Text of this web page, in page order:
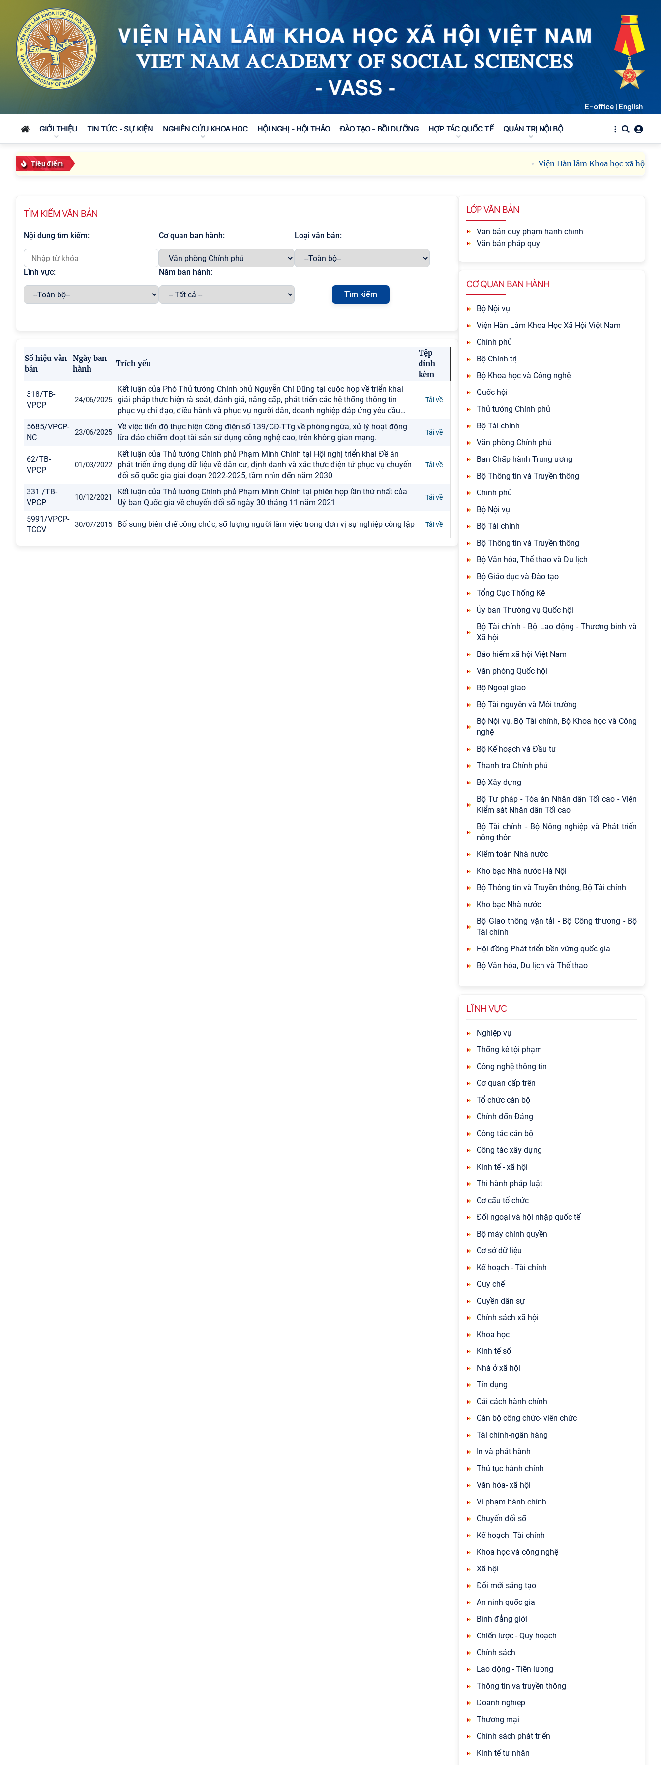
E-office | English
GIỚI THIỆU TIN TỨC - SỰ KIỆN NGHIÊN CỨU KHOA HỌC HỘI NGHỊ - HỘI THẢO ĐÀO TẠO - BỒI DƯỠNG HỢP TÁC QUỐC TẾ QUẢN TRỊ NỘI BỘ
Tiêu điểm Viện Hàn lâm Khoa học xã hội Việt
TÌM KIẾM VĂN BẢN
Nội dung tìm kiếm: Cơ quan ban hành: Loại văn bản:
Lĩnh vực: Năm ban hành:
Số hiệu văn
bản
Ngày ban
hành
Trích yếu
Tệp
đính
kèm
318/TB-
VPCP
24/06/2025
Kết luận của Phó Thủ tướng Chính phủ Nguyễn Chí Dũng tại cuộc họp về triển khai
giải pháp thực hiện rà soát, đánh giá, nâng cấp, phát triển các hệ thống thông tin
phục vụ chỉ đạo, điều hành và phục vụ người dân, doanh nghiệp đáp ứng yêu cầu…
Tải về
5685/VPCP-
NC
23/06/2025
Về việc tiến độ thực hiện Công điện số 139/CĐ-TTg về phòng ngừa, xử lý hoạt động
lừa đảo chiếm đoạt tài sản sử dụng công nghệ cao, trên không gian mạng.
Tải về
62/TB-
VPCP
01/03/2022
Kết luận của Thủ tướng Chính phủ Phạm Minh Chính tại Hội nghị triển khai Đề án
phát triển ứng dụng dữ liệu về dân cư, định danh và xác thực điện tử phục vụ chuyển
đổi số quốc gia giai đoạn 2022-2025, tầm nhìn đến năm 2030
Tải về
331 /TB-
VPCP
10/12/2021
Kết luận của Thủ tướng Chính phủ Phạm Minh Chính tại phiên họp lần thứ nhất của
Uỷ ban Quốc gia về chuyển đổi số ngày 30 tháng 11 năm 2021
Tải về
5991/VPCP-
TCCV
30/07/2015 Bổ sung biên chế công chức, số lượng người làm việc trong đơn vị sự nghiệp công lập Tải về
LỚP VĂN BẢN
Văn bản quy phạm hành chính
Văn bản pháp quy
CƠ QUAN BAN HÀNH
Bộ Nội vụ
Viện Hàn Lâm Khoa Học Xã Hội Việt Nam
Chính phủ
Bộ Chính trị
Bộ Khoa học và Công nghệ
Quốc hội
Thủ tướng Chính phủ
Bộ Tài chính
Văn phòng Chính phủ
Ban Chấp hành Trung ương
Bộ Thông tin và Truyền thông
Chính phủ
Bộ Nội vụ
Bộ Tài chính
Bộ Thông tin và Truyền thông
Bộ Văn hóa, Thể thao và Du lịch
Bộ Giáo dục và Đào tạo
Tổng Cục Thống Kê
Ủy ban Thường vụ Quốc hội
Bộ Tài chính - Bộ Lao động - Thương binh và
Xã hội
Bảo hiểm xã hội Việt Nam
Văn phòng Quốc hội
Bộ Ngoại giao
Bộ Tài nguyên và Môi trường
Bộ Nội vụ, Bộ Tài chính, Bộ Khoa học và Công
nghệ
Bộ Kế hoạch và Đầu tư
Thanh tra Chính phủ
Bộ Xây dựng
Bộ Tư pháp - Tòa án Nhân dân Tối cao - Viện
Kiểm sát Nhân dân Tối cao
Bộ Tài chính - Bộ Nông nghiệp và Phát triển
nông thôn
Kiểm toán Nhà nước
Kho bạc Nhà nước Hà Nội
Bộ Thông tin và Truyền thông, Bộ Tài chính
Kho bạc Nhà nước
Bộ Giao thông vận tải - Bộ Công thương - Bộ
Tài chính
Hội đồng Phát triển bền vững quốc gia
Bộ Văn hóa, Du lịch và Thể thao
LĨNH VỰC
Nghiệp vụ
Thống kê tội phạm
Công nghệ thông tin
Cơ quan cấp trên
Tổ chức cán bộ
Chỉnh đốn Đảng
Công tác cán bộ
Công tác xây dựng
Kinh tế - xã hội
Thi hành pháp luật
Cơ cấu tổ chức
Đối ngoại và hội nhập quốc tế
Bộ máy chính quyền
Cơ sở dữ liệu
Kế hoạch - Tài chính
Quy chế
Quyền dân sự
Chính sách xã hội
Khoa học
Kinh tế số
Nhà ở xã hội
Tín dụng
Cải cách hành chính
Cán bộ công chức- viên chức
Tài chính-ngân hàng
In và phát hành
Thủ tục hành chính
Văn hóa- xã hội
Vi phạm hành chính
Chuyển đổi số
Kế hoạch -Tài chính
Khoa học và công nghệ
Xã hội
Đổi mới sáng tạo
An ninh quốc gia
Bình đẳng giới
Chiến lược - Quy hoạch
Chính sách
Lao động - Tiền lương
Thông tin va truyền thông
Doanh nghiệp
Thương mại
Chính sách phát triển
Kinh tế tư nhân